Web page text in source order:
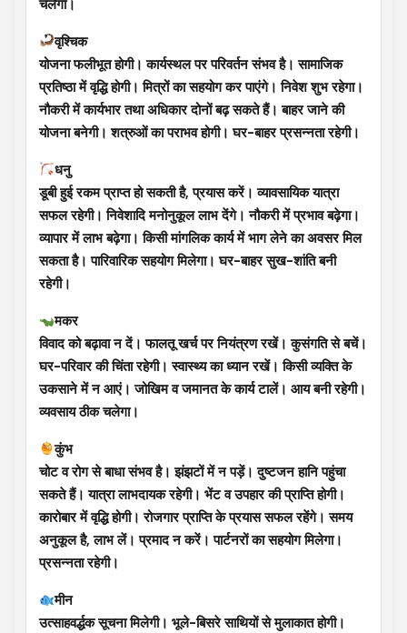
चलेगा।
वृश्चिक
योजना फलीभूत होगी। कार्यस्थल पर परिवर्तन संभव है। सामाजिक
प्रतिष्ठा में वृद्धि होगी। मित्रों का सहयोग कर पाएंगे। निवेश शुभ रहेगा।
नौकरी में कार्यभार तथा अधिकार दोनों बढ़ सकते हैं। बाहर जाने की
योजना बनेगी। शत्रुओं का पराभव होगी। घर-बाहर प्रसन्नता रहेगी।
धनु
डूबी हुई रकम प्राप्त हो सकती है, प्रयास करें। व्यावसायिक यात्रा
सफल रहेगी। निवेशादि मनोनुकूल लाभ देंगे। नौकरी में प्रभाव बढ़ेगा।
व्यापार में लाभ बढ़ेगा। किसी मांगलिक कार्य में भाग लेने का अवसर मिल
सकता है। पारिवारिक सहयोग मिलेगा। घर-बाहर सुख-शांति बनी
रहेगी।
मकर
विवाद को बढ़ावा न दें। फालतू खर्च पर नियंत्रण रखें। कुसंगति से बचें।
घर-परिवार की चिंता रहेगी। स्वास्थ्य का ध्यान रखें। किसी व्यक्ति के
उकसाने में न आएं। जोखिम व जमानत के कार्य टालें। आय बनी रहेगी।
व्यवसाय ठीक चलेगा।
कुंभ
चोट व रोग से बाधा संभव है। झंझटों में न पड़ें। दुष्टजन हानि पहुंचा
सकते हैं। यात्रा लाभदायक रहेगी। भेंट व उपहार की प्राप्ति होगी।
कारोबार में वृद्धि होगी। रोजगार प्राप्ति के प्रयास सफल रहेंगे। समय
अनुकूल है, लाभ लें। प्रमाद न करें। पार्टनरों का सहयोग मिलेगा।
प्रसन्नता रहेगी।
मीन
उत्साहवर्द्धक सूचना मिलेगी। भूले-बिसरे साथियों से मुलाकात होगी।